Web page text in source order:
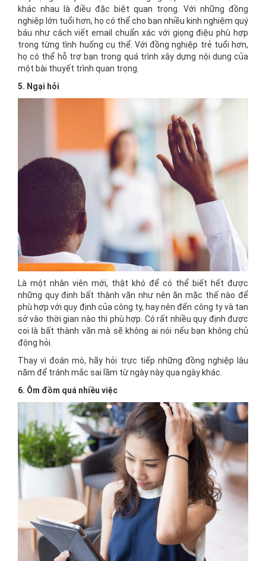
khác nhau là điều đặc biệt quan trọng. Với những đồng
nghiệp lớn tuổi hơn, họ có thể cho bạn nhiều kinh nghiệm quý
báu như cách viết email chuẩn xác với giọng điệu phù hợp
trong từng tình huống cụ thể. Với đồng nghiệp trẻ tuổi hơn,
họ có thể hỗ trợ bạn trong quá trình xây dựng nội dung của
một bài thuyết trình quan trọng.
5. Ngại hỏi
Là một nhân viên mới, thật khó để có thể biết hết được
những quy định bất thành văn như nên ăn mặc thế nào để
phù hợp với quy định của công ty, hay nên đến công ty và tan
sở vào thời gian nào thì phù hợp. Có rất nhiều quy định được
coi là bất thành văn mà sẽ không ai nói nếu bạn không chủ
động hỏi.
Thay vì đoán mò, hãy hỏi trực tiếp những đồng nghiệp lâu
năm để tránh mắc sai lầm từ ngày này qua ngày khác.
6. Ôm đồm quá nhiều việc